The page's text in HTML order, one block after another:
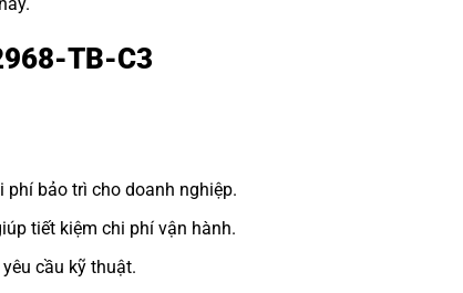
TB-C3
bảo trì cho doanh nghiệp.
tiết kiệm chi phí vận hành.
cầu kỹ thuật.